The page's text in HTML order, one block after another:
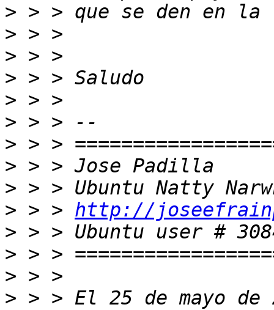
>
>
>
>
>
>
>
>
>
> > > http://
>
>
>
> > > El 25 de mayo